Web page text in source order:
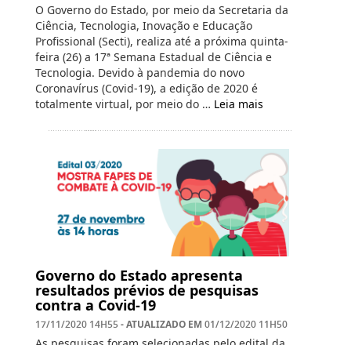
O Governo do Estado, por meio da Secretaria da
Ciência, Tecnologia, Inovação e Educação
Profissional (Secti), realiza até a próxima quinta-
feira (26) a 17ª Semana Estadual de Ciência e
Tecnologia. Devido à pandemia do novo
Coronavírus (Covid-19), a edição de 2020 é
totalmente virtual, por meio do … Leia mais
Governo do Estado apresenta
resultados prévios de pesquisas
contra a Covid-19
17/11/2020 14H55- ATUALIZADO EM 01/12/2020 11H50